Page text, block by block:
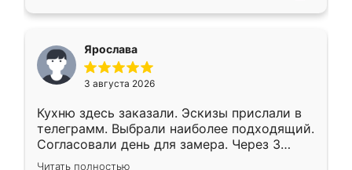
Ярослава
3 августа 2026
Кухню здесь заказали. Эскизы прислали в
телеграмм. Выбрали наиболее подходящий.
Согласовали день для замера. Через 3
недели кухня была уже готова. Остались
Читать полностью